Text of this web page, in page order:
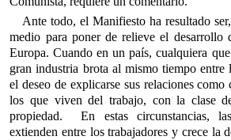
Ante todo, el Manifiesto ha resultado
medio para poner de relieve el desarrollo
Europa. Cuando en un país, cualquiera
gran industria brota al mismo tiempo entre
el deseo de explicarse sus relaciones como
los que viven del trabajo, con la clase
propiedad. En estas circunstancias,
extienden entre los trabajadores y crece la